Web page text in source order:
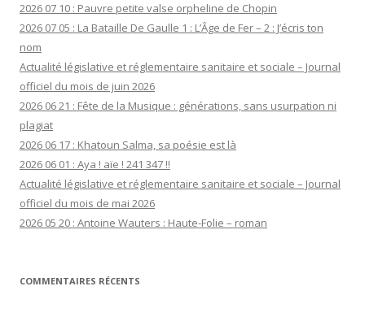
2026 07 10 : Pauvre petite valse orpheline de Chopin
2026 07 05 : La Bataille De Gaulle 1 : L’Âge de Fer – 2 : J’écris ton
nom
Actualité législative et réglementaire sanitaire et sociale – Journal
officiel du mois de juin 2026
2026 06 21 : Fête de la Musique : générations, sans usurpation ni
plagiat
2026 06 17 : Khatoun Salma, sa poésie est là
2026 06 01 : Aya ! aïe ! 241 347 !!
Actualité législative et réglementaire sanitaire et sociale – Journal
officiel du mois de mai 2026
2026 05 20 : Antoine Wauters : Haute-Folie – roman
COMMENTAIRES RÉCENTS